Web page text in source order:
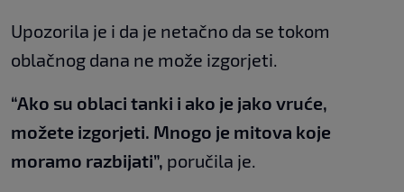
Upozorila je i da je netačno da se tokom
oblačnog dana ne može izgorjeti.
“Ako su oblaci tanki i ako je jako vruće,
možete izgorjeti. Mnogo je mitova koje
moramo razbijati”, poručila je.